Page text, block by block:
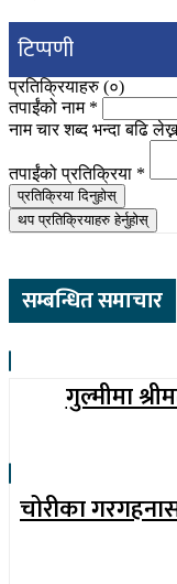
टिप्पणी
प्रतिक्रियाहरु (०)
तपाईंको नाम *
नाम चार शब्द भन्दा बढि
तपाईंको प्रतिक्रिया *
प्रतिक्रिया दिनुहोस्
थप प्रतिक्रियाहरु हेर्नुहोस्
सम्बन्धित समाचार
गुल्मीमा
चोरीका